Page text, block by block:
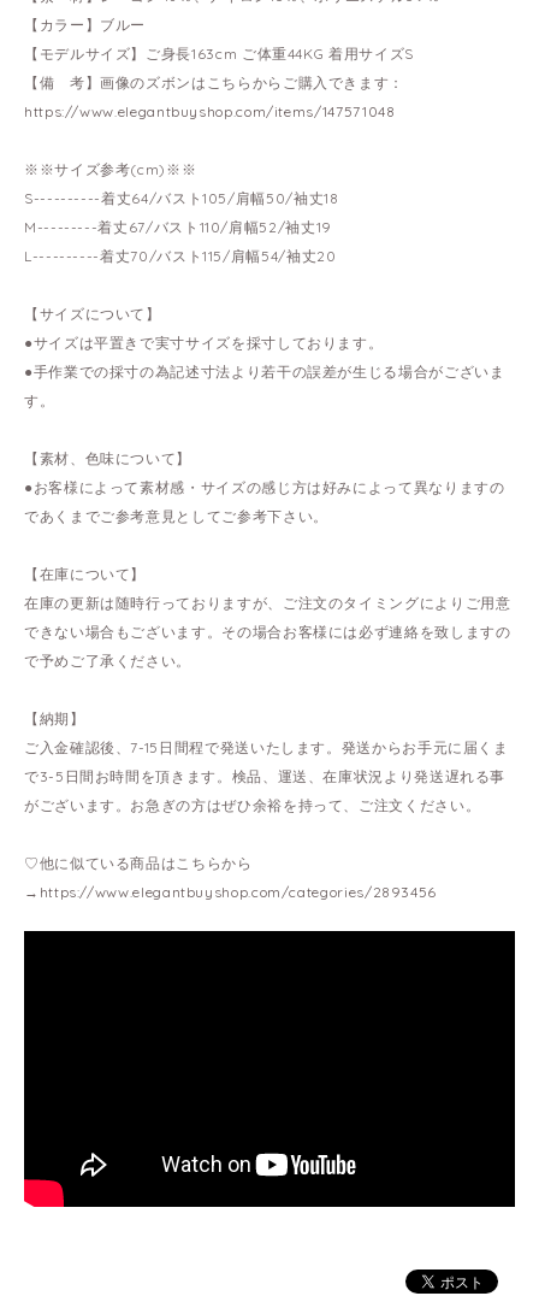
【カラー】ブルー
【モデルサイズ】ご身長163cm ご体重44KG 着用サイズS
【備 考】画像のズボンはこちらからご購入できます：
https://www.elegantbuyshop.com/items/147571048
※※サイズ参考(cm)※※
S----------着丈64/バスト105/肩幅50/袖丈18
M---------着丈67/バスト110/肩幅52/袖丈19
L----------着丈70/バスト115/肩幅54/袖丈20
【サイズについて】
●サイズは平置きで実寸サイズを採寸しております。
●手作業での採寸の為記述寸法より若干の誤差が生じる場合がございま
す。
【素材、色味について】
●お客様によって素材感・サイズの感じ方は好みによって異なりますの
であくまでご参考意見としてご参考下さい。
【在庫について】
在庫の更新は随時行っておりますが、ご注文のタイミングによりご用意
できない場合もございます。その場合お客様には必ず連絡を致しますの
で予めご了承ください。
【納期】
ご入金確認後、7-15日間程で発送いたします。発送からお手元に届くま
で3-5日間お時間を頂きます。検品、運送、在庫状況より発送遅れる事
がございます。お急ぎの方はぜひ余裕を持って、ご注文ください。
♡他に似ている商品はこちらから
→ https://www.elegantbuyshop.com/categories/2893456